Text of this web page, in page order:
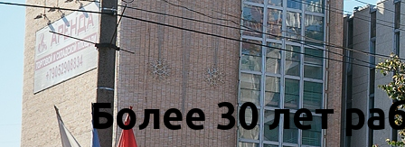
Более 30 лет